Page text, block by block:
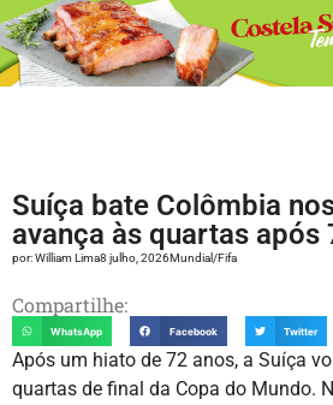
Suíça bate Colômbia
avança às quartas após
por:William Lima8 julho, 2026Mundial/Fifa
Compartilhe:
WhatsApp Facebook Twitter
Após um hiato de 72 anos, a Suíça
quartas de final da Copa do Mundo.